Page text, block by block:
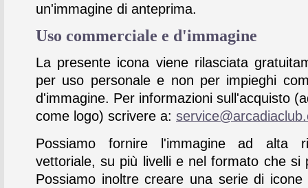
un'immagine di anteprima.
Uso commerciale e d'immagine
La presente icona viene rilasciata
per uso personale e non per impieghi
d'immagine. Per informazioni sull'acquisto
come logo) scrivere a:
Possiamo fornire l'immagine ad alta
vettoriale, su più livelli e nel formato che si
Possiamo inoltre creare una serie di icone